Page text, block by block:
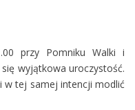
przy Pomniku Walki i
wyjątkowa uroczystość.
w tej samej intencji modlić